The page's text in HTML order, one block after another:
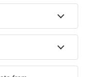
tak máte na dosah
a mohou si
představ. Hotel s
jiné i různorodé
Nejlepší ubytovací
pro páry, rodiny a pro
chtějí pořádat školení